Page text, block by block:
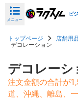
メニュー
ビ
トップページ 店舗用
デコレーション
デコレーシ
注文金額の合計が
道、沖縄、離島、